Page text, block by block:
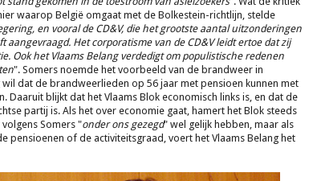
waarop België omgaat met de Bolkestein-richtlijn, stelde
en vooral de CD&V, die het grootste aantal uitzonderingen
aangevraagd. Het corporatisme van de CD&V leidt ertoe dat zij
Ook het Vlaams Belang verdedigt om populistische redenen
". Somers noemde het voorbeeld van de brandweer in
wil dat de brandweerlieden op 56 jaar met pensioen kunnen met
Daaruit blijkt dat het Vlaams Blok economisch links is, en dat de
partij is. Als het over economie gaat, hamert het Blok steeds
Somers "onder ons gezegd" wel gelijk hebben, maar als
pensioenen of de activiteitsgraad, voert het Vlaams Belang het